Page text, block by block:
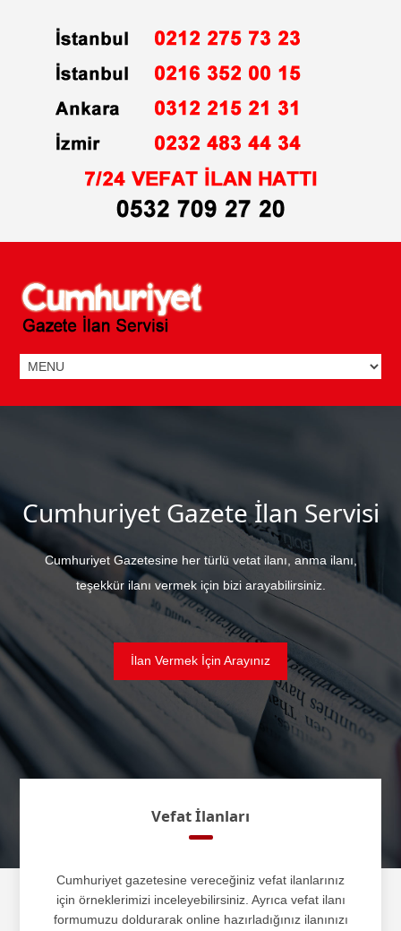
Cumhuriyet Gazete İlan Servisi
Cumhuriyet Gazetesine her türlü vetat ilanı, anma ilanı,
teşekkür ilanı vermek için bizi arayabilirsiniz.
İlan Vermek İçin Arayınız
Vefat İlanları
Cumhuriyet gazetesine vereceğiniz vefat ilanlarınız
için örneklerimizi inceleyebilirsiniz. Ayrıca vefat ilanı
formumuzu doldurarak online hazırladığınız ilanınızı